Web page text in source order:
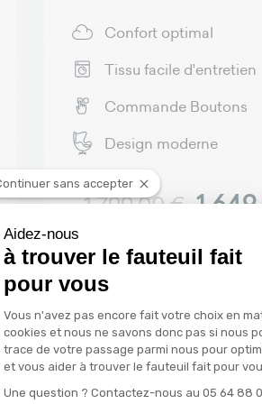
Confort optimal
Tissu facile d'entretien
Commande Boutons
Design moderne
Prix normal
1 799,00 € Prix
1
Voir
Paiement 4x sans frais
sans accepter
Aidez-nous
à trouver le fauteuil fait
pour vous
Plateforme de Gestion
Vous n'avez pas encore fait votre choix en
cookies et nous ne savons donc pas si nous
trace de votre passage parmi nous pour
et vous aider à trouver le fauteuil fait pour
Une question ? Contactez-nous au 05 64 88
Axeptio consent